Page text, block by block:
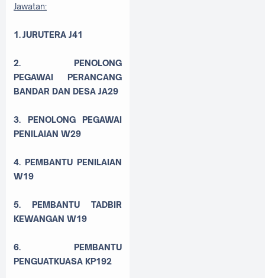
Jawatan:
1. JURUTERA J41
2. PENOLONG
PEGAWAI PERANCANG
BANDAR DAN DESA JA29
3. PENOLONG PEGAWAI
PENILAIAN W29
4. PEMBANTU PENILAIAN
W19
5. PEMBANTU TADBIR
KEWANGAN W19
6. PEMBANTU
PENGUATKUASA KP192